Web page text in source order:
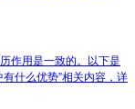
作用是一致的。以下是
什么优势”相关内容，详